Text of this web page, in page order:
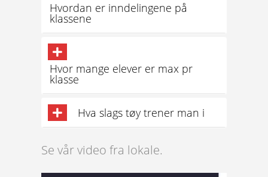
Hvordan er inndelingene på
klassene
Hvor mange elever er max pr
klasse
Hva slags tøy trener man i
Se vår video fra lokale.